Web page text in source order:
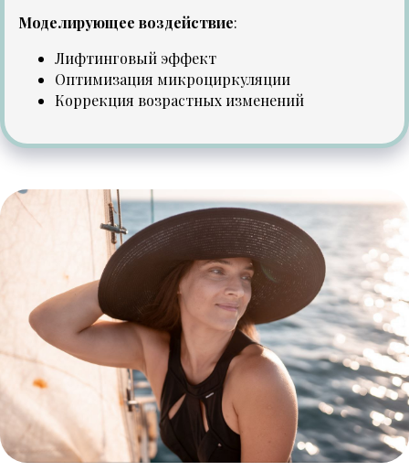
Моделирующее воздействие:
Лифтинговый эффект
Оптимизация микроциркуляции
Коррекция возрастных изменений